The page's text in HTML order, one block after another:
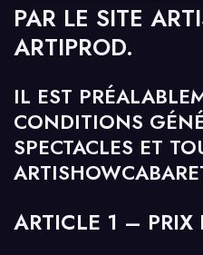
PAR LE SITE
ARTIPROD.
IL EST
CONDITIONS
SPECTACLES ET
ARTICLE 1 – PRIX